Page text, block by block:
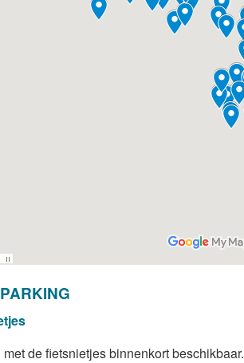
met de fietsnietjes binnenkort beschikbaar.